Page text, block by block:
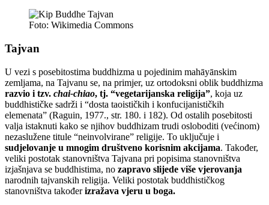
Foto: Wikimedia Commons
Tajvan
U vezi s posebitostima buddhizma u pojedinim mahāyānskim
zemljama, na Tajvanu se, na primjer, uz ortodoksni oblik buddhizma
razvio i tzv. chai-chiao, tj. “vegetarijanska religija”, koja uz
buddhističke sadrži i “dosta taoističkih i konfucijanističkih
elemenata” (Raguin, 1977., str. 180. i 182). Od ostalih posebitosti
valja istaknuti kako se njihov buddhizam trudi osloboditi (većinom)
nezaslužene titule “neinvolvirane” religije. To uključuje i
sudjelovanje u mnogim društveno korisnim akcijama. Također,
veliki postotak stanovništva Tajvana pri popisima stanovništva
izjašnjava se buddhistima, no zapravo slijede više vjerovanja
narodnih tajvanskih religija. Veliki postotak buddhističkog
stanovništva takođerizražava vjeru u boga.